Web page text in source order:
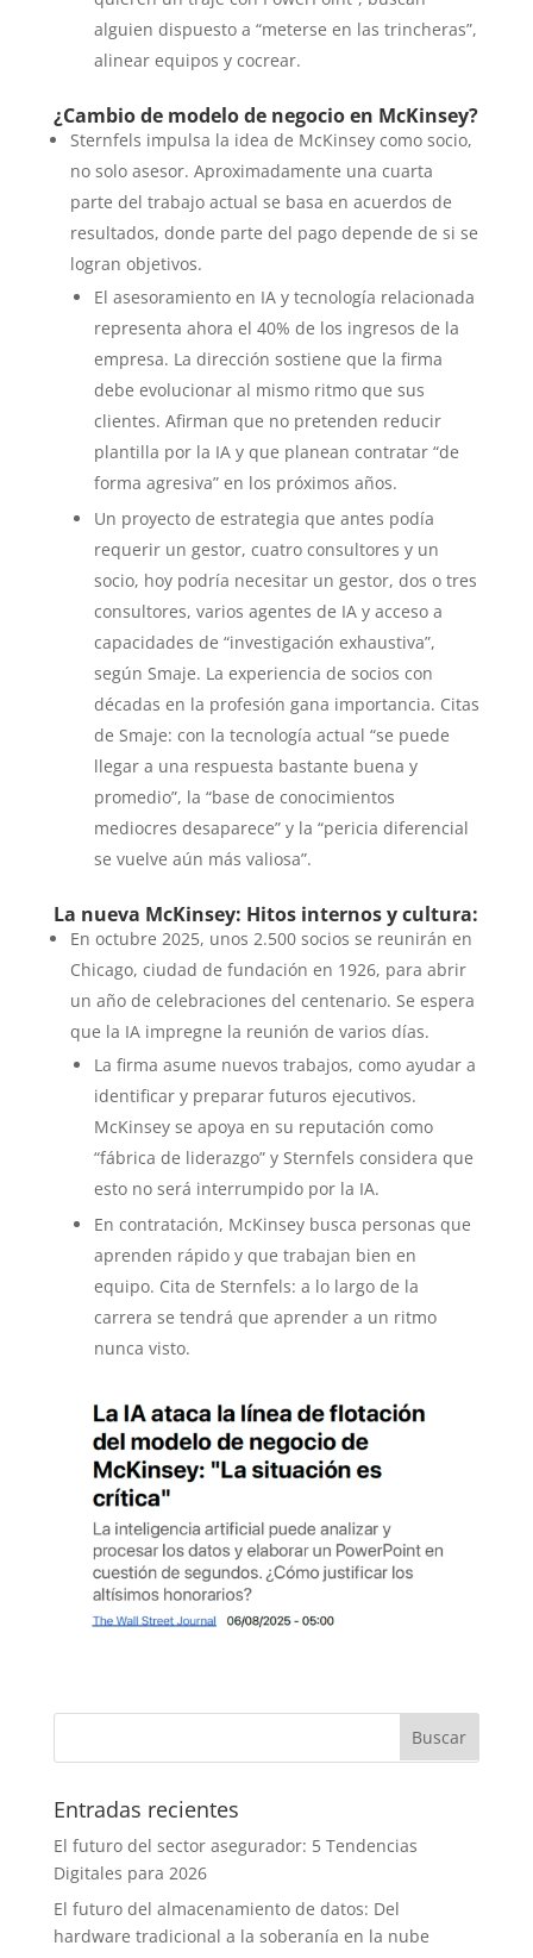
alguien dispuesto a “meterse en las trincheras”,
alinear equipos y cocrear.
¿Cambio de modelo de negocio en McKinsey?
Sternfels impulsa la idea de McKinsey como socio,
no solo asesor. Aproximadamente una cuarta
parte del trabajo actual se basa en acuerdos de
resultados, donde parte del pago depende de si se
logran objetivos.
El asesoramiento en IA y tecnología relacionada
representa ahora el 40% de los ingresos de la
empresa. La dirección sostiene que la firma
debe evolucionar al mismo ritmo que sus
clientes. Afirman que no pretenden reducir
plantilla por la IA y que planean contratar “de
forma agresiva” en los próximos años.
Un proyecto de estrategia que antes podía
requerir un gestor, cuatro consultores y un
socio, hoy podría necesitar un gestor, dos o tres
consultores, varios agentes de IA y acceso a
capacidades de “investigación exhaustiva”,
según Smaje. La experiencia de socios con
décadas en la profesión gana importancia. Citas
de Smaje: con la tecnología actual “se puede
llegar a una respuesta bastante buena y
promedio”, la “base de conocimientos
mediocres desaparece” y la “pericia diferencial
se vuelve aún más valiosa”.
La nueva McKinsey: Hitos internos y cultura:
En octubre 2025, unos 2.500 socios se reunirán en
Chicago, ciudad de fundación en 1926, para abrir
un año de celebraciones del centenario. Se espera
que la IA impregne la reunión de varios días.
La firma asume nuevos trabajos, como ayudar a
identificar y preparar futuros ejecutivos.
McKinsey se apoya en su reputación como
“fábrica de liderazgo” y Sternfels considera que
esto no será interrumpido por la IA.
En contratación, McKinsey busca personas que
aprenden rápido y que trabajan bien en
equipo. Cita de Sternfels: a lo largo de la
carrera se tendrá que aprender a un ritmo
nunca visto.
Entradas recientes
El futuro del sector asegurador: 5 Tendencias
Digitales para 2026
El futuro del almacenamiento de datos: Del
hardware tradicional a la soberanía en la nube